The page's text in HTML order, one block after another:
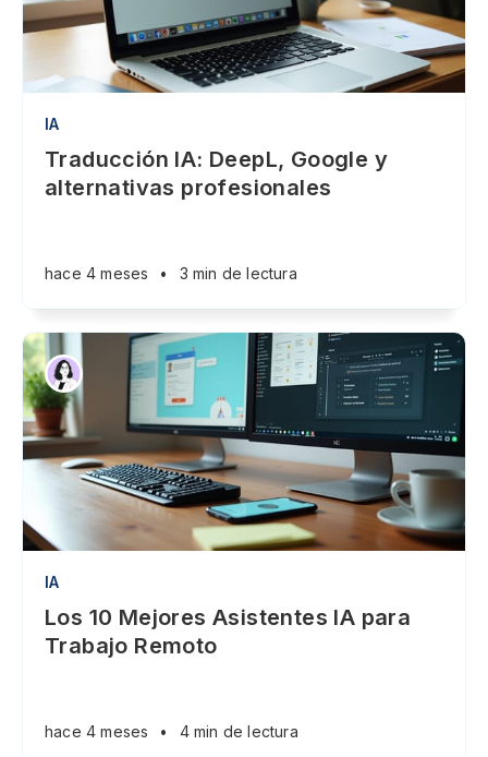
IA
Traducción IA: DeepL, Google y
alternativas profesionales
hace 4 meses • 3 min de lectura
IA
Los 10 Mejores Asistentes IA para
Trabajo Remoto
hace 4 meses • 4 min de lectura